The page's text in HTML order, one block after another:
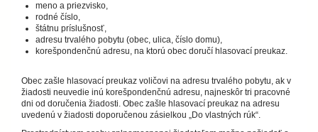
meno a priezvisko,
rodné číslo,
štátnu príslušnosť,
adresu trvalého pobytu (obec, ulica, číslo domu),
korešpondenčnú adresu, na ktorú obec doručí hlasovací preukaz.
Obec zašle hlasovací preukaz voličovi na adresu trvalého pobytu, ak v
žiadosti neuvedie inú korešpondenčnú adresu, najneskôr tri pracovné
dni od doručenia žiadosti. Obec zašle hlasovací preukaz na adresu
uvedenú v žiadosti doporučenou zásielkou „Do vlastných rúk“.